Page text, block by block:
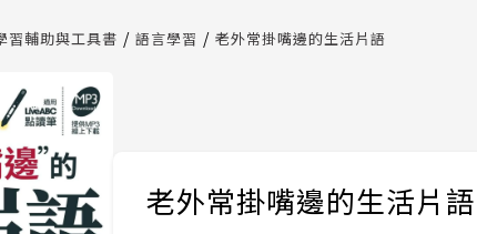
數位閱讀資產合併與書櫃開通申請
習輔助與工具書 語言學習 老外常掛嘴邊的生活片語
老外常掛嘴邊的生活片語